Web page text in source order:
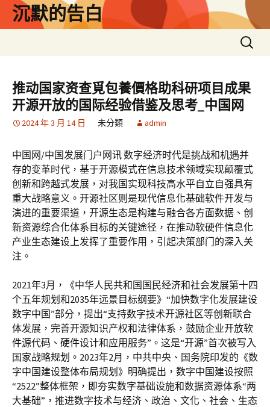
沉默的告白
搜
尋
鍵
字:
推动国家资查覓包養價格助科研项目成果
开源开放的国际经验借鉴及思考_中国网
2024 年 3 月 14 日 未分類 admin
中国网/中国发展门户网讯 数字经济时代是挑战和机遇并
存的变革时代，基于开源模式在信息技术领域实现颠覆式
创新和跨越式发展，对我国实现科技高水平自立自强具有
重大战略意义。开源社区则是现代信息化基础软件开发与
演进的重要渠道，开源生态是构建与融合各方面数据、创
新资源综合化体系目标的关键途径，在推动软硬件信息化
产业生态建设上发挥了重要作用，引起决策部门的深入关
注。
2021年3月，《中华人民共和国国民经济和社会发展第十四
个五年规划和2035年远景目标纲要》“加快数字化发展建设
数字中国”部分，提出“支持数字技术开源社区等创新联合
体发展，完善开源知识产权和法律体系，鼓励企业开放软
件源代码、硬件设计和应用服务”。这是“开源”首次被写入
国家战略规划。2023年2月，中共中央、国务院印发的《数
字中国建设整体布局规划》明确提出，数字中国建设按照
“2522”整体框架，即夯实数字基础设施和数据资源体系“两
大基础”，推进数字技术与经济、政治、文化、社会、生态